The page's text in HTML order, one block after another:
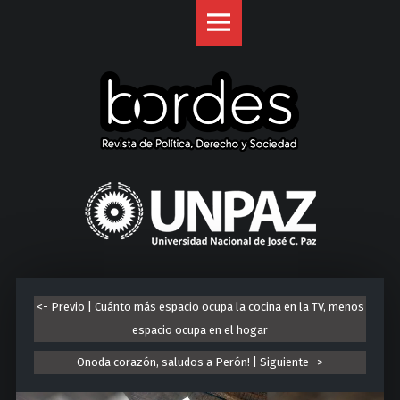
U
n
i
v
r
s
i
d
a
<- Previo | Cuánto más espacio ocupa la cocina en la TV, menos
espacio ocupa en el hogar
Onoda corazón, saludos a Perón! | Siguiente ->